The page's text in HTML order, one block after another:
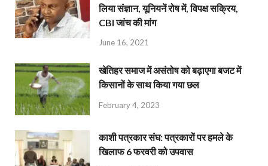
लिया संज्ञान, यूनियनें रोष में, विपक्ष सक्रिय,
CBI जांच की मांग
June 16, 2021
खेतिहर समाज में असंतोष को बढ़ाएगा बजट में
किसानों के साथ किया गया छल
February 4, 2023
काशी पत्रकार संघ: पत्रकारों पर हमले के
खिलाफ 6 फरवरी को उपवास